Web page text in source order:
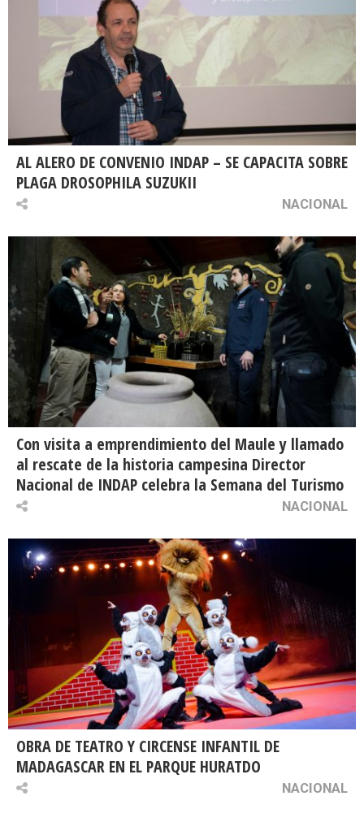
AL ALERO DE CONVENIO INDAP – SE CAPACITA SOBRE
PLAGA DROSOPHILA SUZUKII
NACIONAL
Con visita a emprendimiento del Maule y llamado
al rescate de la historia campesina Director
Nacional de INDAP celebra la Semana del Turismo
NACIONAL
OBRA DE TEATRO Y CIRCENSE INFANTIL DE
MADAGASCAR EN EL PARQUE HURATDO
NACIONAL